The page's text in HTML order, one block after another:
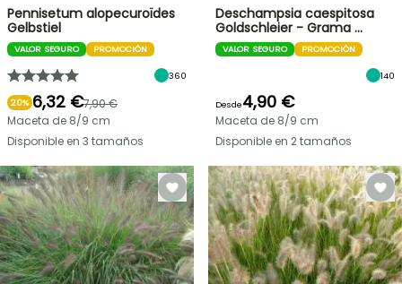
OFERTA
RELÁMPAGO
¡HASTA
UN
30
%
Pennisetum alopecuroïdes
Gelbstiel
VALOR SEGURO PROMOCIÓN
360
20% 6,32 €7,90 €
Maceta de 8/9 cm
Disponible en 3 tamaños
Deschampsia caespitosa
Goldschleier - Grama …
VALOR SEGURO PROMOCIÓN
140
Desde4,90 €
Maceta de 8/9 cm
Disponible en 2 tamaños